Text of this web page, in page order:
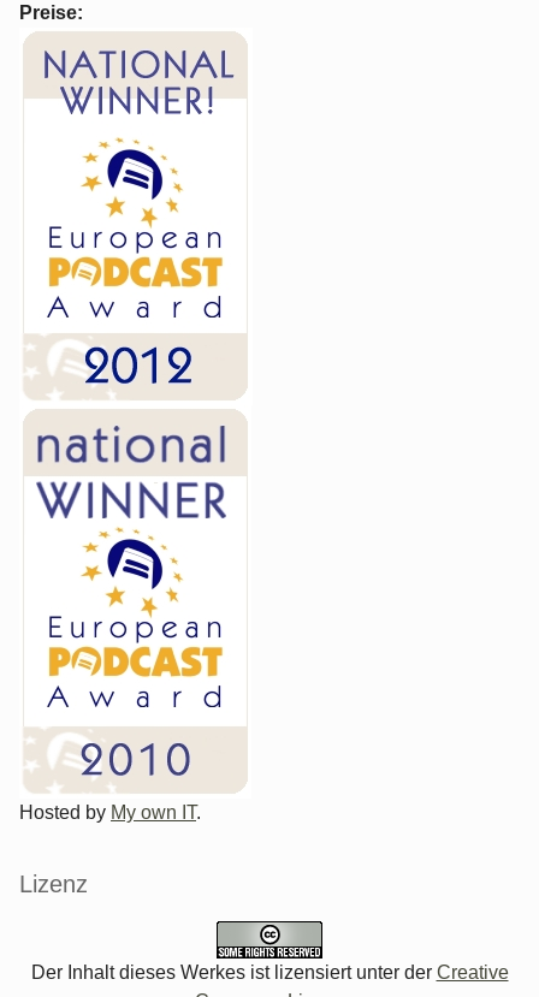
Preise:
Hosted by My own IT.
Lizenz
Der Inhalt dieses Werkes ist lizensiert unter der Creative